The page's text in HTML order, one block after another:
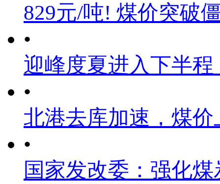
829元/吨! 煤价突破
•
迎峰度夏进入下半
•
北港去库加速，煤
•
国家发改委：强化